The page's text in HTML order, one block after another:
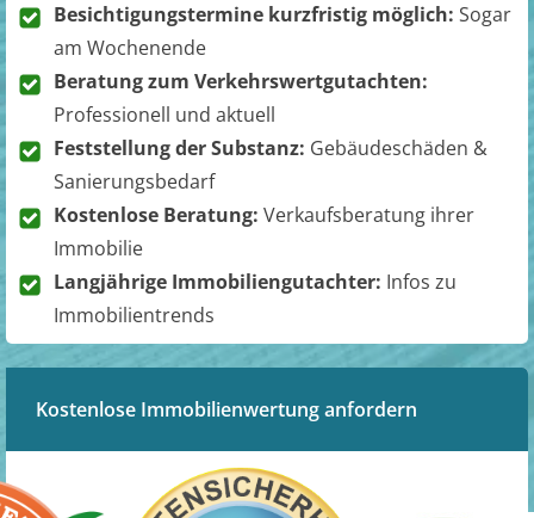
Besichtigungstermine kurzfristig möglich: Sogar
am Wochenende
Beratung zum Verkehrswertgutachten:
Professionell und aktuell
Feststellung der Substanz: Gebäudeschäden &
Sanierungsbedarf
Kostenlose Beratung: Verkaufsberatung ihrer
Immobilie
Langjährige Immobiliengutachter: Infos zu
Immobilientrends
Kostenlose Immobilienwertung anfordern